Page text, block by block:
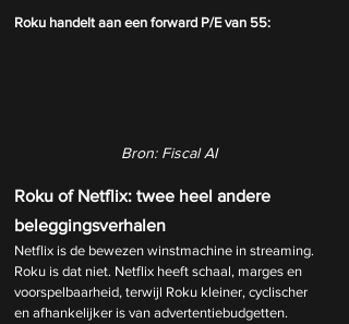
Roku handelt aan een forward P/E van 55:
Bron: Fiscal AI
Roku of Netflix: twee heel andere
beleggingsverhalen
Netflix is de bewezen winstmachine in streaming.
Roku is dat niet. Netflix heeft schaal, marges en
voorspelbaarheid, terwijl Roku kleiner, cyclischer
en afhankelijker is van advertentiebudgetten.